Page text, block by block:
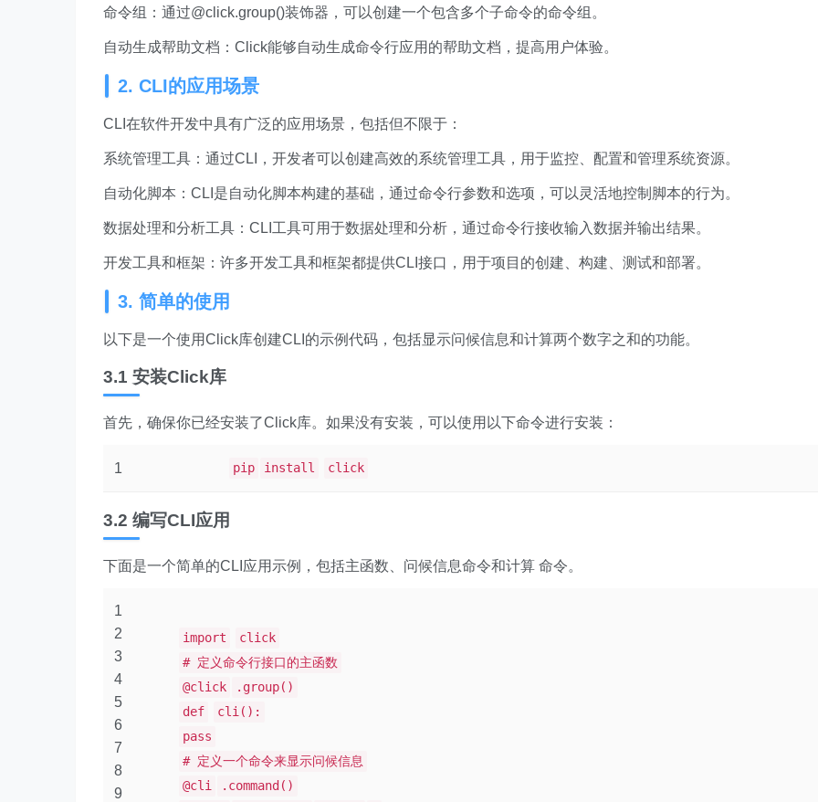
命令组：通过@click.group()装饰器，可以创建一个包含多个子命令的命令组。
自动生成帮助文档：Click能够自动生成命令行应用的帮助文档，提高用户体验。
2. CLI的应用场景
CLI在软件开发中具有广泛的应用场景，包括但不限于：
系统管理工具：通过CLI，开发者可以创建高效的系统管理工具，用于监控、配置和管理系统资源。
自动化脚本：CLI是自动化脚本构建的基础，通过命令行参数和选项，可以灵活地控制脚本的行为。
数据处理和分析工具：CLI工具可用于数据处理和分析，通过命令行接收输入数据并输出结果。
开发工具和框架：许多开发工具和框架都提供CLI接口，用于项目的创建、构建、测试和部署。
3. 简单的使用
以下是一个使用Click库创建CLI的示例代码，包括显示问候信息和计算两个数字之和的功能。
3.1 安装Click库
首先，确保你已经安装了Click库。如果没有安装，可以使用以下命令进行安装：
1 pip install click
3.2 编写CLI应用
下面是一个简单的CLI应用示例，包括主函数、问候信息命令和计算 命令。
1
2
3
4
5
6
7
8
9
import
click
# 定义命令行接口的主函数
@click
.group()
def
cli():
pass
# 定义一个命令来显示问候信息
@cli
.command()